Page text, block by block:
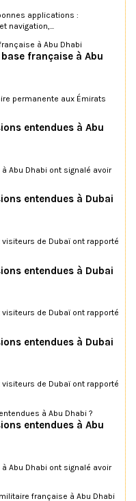
applications :
navigation,...
française à Abu
permanente aux Émirats
entendues à Abu
Abu Dhabi ont signalé avoir
entendues à Dubai
de Dubaï ont rapporté
entendues à Dubai
de Dubaï ont rapporté
entendues à Dubai
de Dubaï ont rapporté
entendues à Abu
Abu Dhabi ont signalé avoir